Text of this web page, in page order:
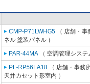
CMP-P71LWHG5 （ 店舗・
ネル 塗装パネル ）
PAR-44MA （ 空調管理システ
PL-RP56LA18 （ 店舗・事務
天井カセット形室内 ）